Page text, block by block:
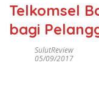
Telkomsel
bagi
SulutReview
05/09/2017